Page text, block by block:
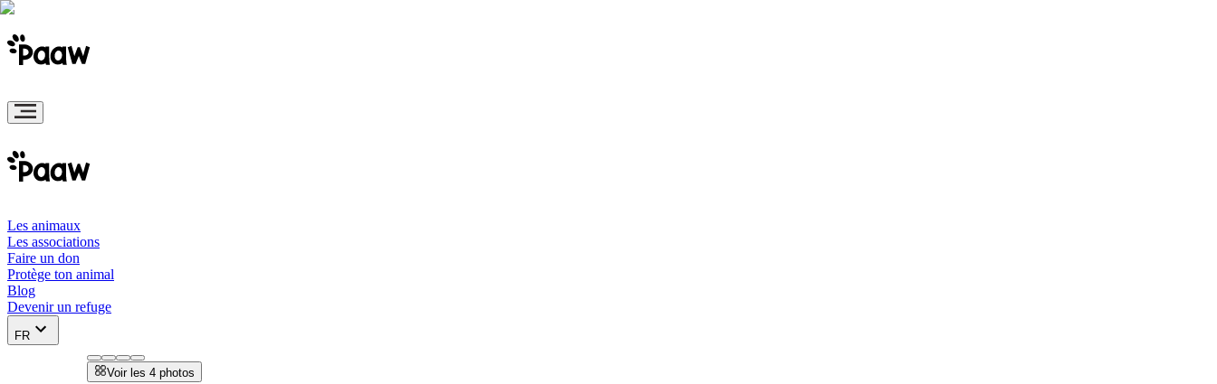
Les animaux
Les associations
Faire un don
Protège ton animal
Blog
Devenir un refuge
FR
Voir les 4 photos